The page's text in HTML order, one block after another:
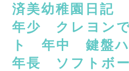
済美幼稚園日
年少 クレヨン
ト 年中 鍵盤
年長 ソフトボ